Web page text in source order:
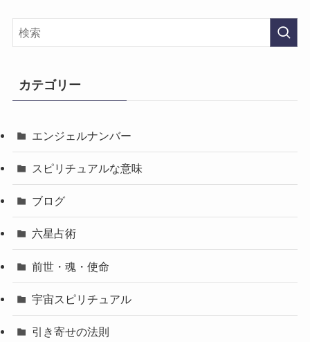
カテゴリー
エンジェルナンバー
スピリチュアルな意味
ブログ
六星占術
前世・魂・使命
宇宙スピリチュアル
引き寄せの法則